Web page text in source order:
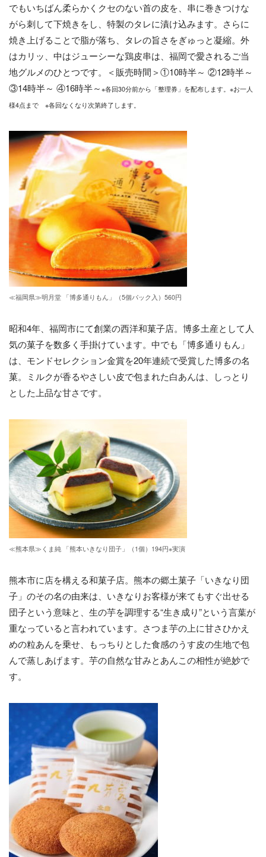
でもいちばん柔らかくクセのない首の皮を、串に巻きつけな
がら刺して下焼きをし、特製のタレに漬け込みます。さらに
焼き上げることで脂が落ち、タレの旨さをぎゅっと凝縮。外
はカリッ、中はジューシーな鶏皮串は、福岡で愛されるご当
地グルメのひとつです。＜販売時間＞①10時半～ ②12時半～
③14時半～ ④16時半～ ※各回30分前から「整理券」を配布します。※お一人
様4点まで ※各回なくなり次第終了します。
≪福岡県≫明月堂 「博多通りもん」（5個パック入）560円
昭和4年、福岡市にて創業の西洋和菓子店。博多土産として人
気の菓子を数多く手掛けています。中でも「博多通りもん」
は、モンドセレクション金賞を20年連続で受賞した博多の名
菓。ミルクが香るやさしい皮で包まれた白あんは、しっとり
とした上品な甘さです。
≪熊本県≫くま純 「熊本いきなり団子」（1個）194円※実演
熊本市に店を構える和菓子店。熊本の郷土菓子「いきなり団
子」のその名の由来は、いきなりお客様が来てもすぐ出せる
団子という意味と、生の芋を調理する“生き成り”という言葉が
重なっていると言われています。さつま芋の上に甘さひかえ
めの粒あんを乗せ、もっちりとした食感のうす皮の生地で包
んで蒸しあげます。芋の自然な甘みとあんこの相性が絶妙で
す。